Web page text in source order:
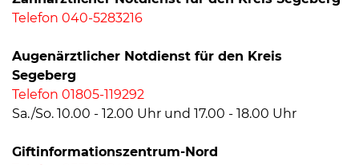
Di,
Fr
Uhr
Telefon 040-5283216
Augenärztlicher Notdienst für den Kreis
Segeberg
Telefon 01805-119292
Sa./So. 10.00 - 12.00 Uhr und 17.00 - 18.00 Uhr
Giftinformationszentrum-Nord